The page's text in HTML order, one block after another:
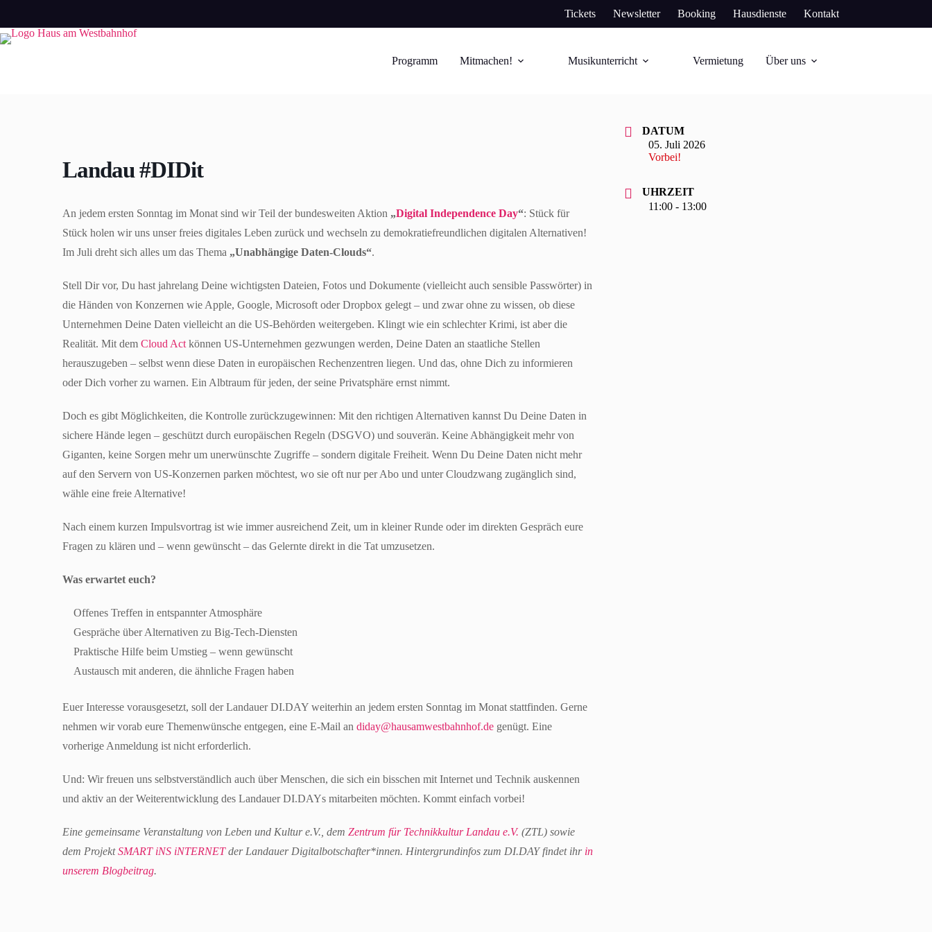
springen
Tickets Newsletter Booking Hausdienste Kontakt
Programm Mitmachen! Musikunterricht Vermietung Über uns
Landau #DIDit
An jedem ersten Sonntag im Monat sind wir Teil der bundesweiten Aktion „Digital Independence Day“: Stück für
Stück holen wir uns unser freies digitales Leben zurück und wechseln zu demokratiefreundlichen digitalen Alternativen!
Im Juli dreht sich alles um das Thema „Unabhängige Daten-Clouds“.
Stell Dir vor, Du hast jahrelang Deine wichtigsten Dateien, Fotos und Dokumente (vielleicht auch sensible Passwörter) in
die Händen von Konzernen wie Apple, Google, Microsoft oder Dropbox gelegt – und zwar ohne zu wissen, ob diese
Unternehmen Deine Daten vielleicht an die US-Behörden weitergeben. Klingt wie ein schlechter Krimi, ist aber die
Realität. Mit dem Cloud Act können US-Unternehmen gezwungen werden, Deine Daten an staatliche Stellen
herauszugeben – selbst wenn diese Daten in europäischen Rechenzentren liegen. Und das, ohne Dich zu informieren
oder Dich vorher zu warnen. Ein Albtraum für jeden, der seine Privatsphäre ernst nimmt.
Doch es gibt Möglichkeiten, die Kontrolle zurückzugewinnen: Mit den richtigen Alternativen kannst Du Deine Daten in
sichere Hände legen – geschützt durch europäischen Regeln (DSGVO) und souverän. Keine Abhängigkeit mehr von
Giganten, keine Sorgen mehr um unerwünschte Zugriffe – sondern digitale Freiheit. Wenn Du Deine Daten nicht mehr
auf den Servern von US-Konzernen parken möchtest, wo sie oft nur per Abo und unter Cloudzwang zugänglich sind,
wähle eine freie Alternative!
Nach einem kurzen Impulsvortrag ist wie immer ausreichend Zeit, um in kleiner Runde oder im direkten Gespräch eure
Fragen zu klären und – wenn gewünscht – das Gelernte direkt in die Tat umzusetzen.
Was erwartet euch?
Offenes Treffen in entspannter Atmosphäre
Gespräche über Alternativen zu Big-Tech-Diensten
Praktische Hilfe beim Umstieg – wenn gewünscht
Austausch mit anderen, die ähnliche Fragen haben
Euer Interesse vorausgesetzt, soll der Landauer DI.DAY weiterhin an jedem ersten Sonntag im Monat stattfinden. Gerne
nehmen wir vorab eure Themenwünsche entgegen, eine E-Mail an diday@hausamwestbahnhof.de genügt. Eine
vorherige Anmeldung ist nicht erforderlich.
Und: Wir freuen uns selbstverständlich auch über Menschen, die sich ein bisschen mit Internet und Technik auskennen
und aktiv an der Weiterentwicklung des Landauer DI.DAYs mitarbeiten möchten. Kommt einfach vorbei!
Eine gemeinsame Veranstaltung von Leben und Kultur e.V., dem Zentrum für Technikkultur Landau e.V. (ZTL) sowie
dem ProjektSMART iNS iNTERNETder Landauer Digitalbotschafter*innen. Hintergrundinfos zum DI.DAY findet ihr in
unserem Blogbeitrag.
DATUM
05. Juli 2026
Vorbei!
UHRZEIT
11:00 - 13:00